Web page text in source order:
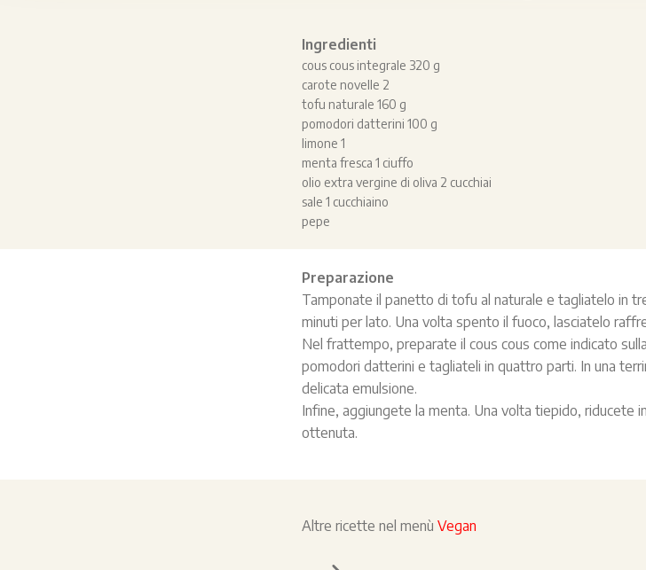
Ingredienti
cous cous integrale 320 g
carote novelle 2
tofu naturale 160 g
pomodori datterini 100 g
limone 1
menta fresca 1 ciuffo
olio extra vergine di oliva 2 cucchiai
sale 1 cucchiaino
pepe
Preparazione
Tamponate il panetto di tofu al naturale e tagliatelo in
minuti per lato. Una volta spento il fuoco, lasciatelo
Nel frattempo, preparate il cous cous come indicato
pomodori datterini e tagliateli in quattro parti. In una
delicata emulsione.
Infine, aggiungete la menta. Una volta tiepido, riducete
ottenuta.
Altre ricette nel menù Vegan